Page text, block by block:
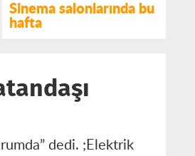
Sinema salonlarında bu
hafta
dedi. ;Elektrik